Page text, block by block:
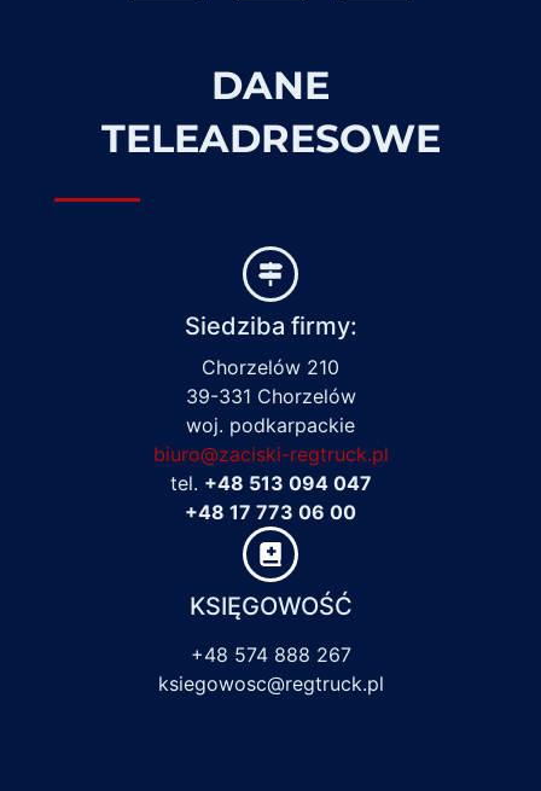
DANE
TELEADRESOWE
Siedziba firmy:
Chorzelów 210
39-331 Chorzelów
woj. podkarpackie
biuro@zaciski-regtruck.pl
tel. +48 513 094 047
+48 17 773 06 00
KSIĘGOWOŚĆ
+48 574 888 267
ksiegowosc@regtruck.pl